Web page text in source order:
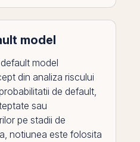
model
model
din analiza riscului
de default,
sau
pe stadii de
notiunea este folosita